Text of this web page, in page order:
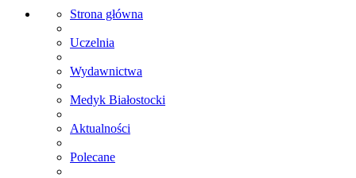
Strona główna
Uczelnia
Wydawnictwa
Medyk Białostocki
Aktualności
Polecane